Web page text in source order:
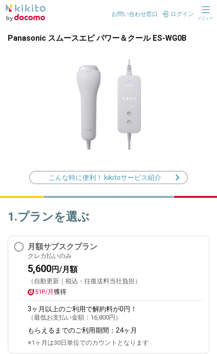
お問い合わせ窓口 ログイン
メニュー
Panasonic スムースエピ パワー＆クール ES-WG0B
こんな時に便利！ kikitoサービス紹介
1.プランを選ぶ
月額サブスクプラン
クレカ払いのみ
5,600円/月額
（自動更新｜税込・往復送料当社負担）
51P/月 獲得
3ヶ月 以上のご利用で解約料が0円！
（最低お支払い金額： 16,800円 ）
もらえるまでのご利用期間： 24ヶ月
※1ヶ月は30日単位でのカウントとなります